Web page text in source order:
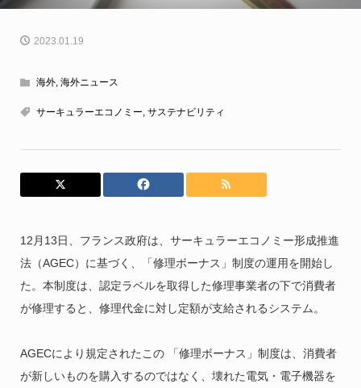
2023.01.19
海外, 海外ニュース
サーキュラーエコノミー, サステナビリティ
12月13日、フランス政府は、サーキュラーエコノミー形成推進
法（AGEC）に基づく、「修理ボーナス」制度の運用を開始し
た。本制度は、認定ラベルを取得した修理事業者の下で消費者
が修理すると、修理代金に対し定額が支給されるシステム。
AGECにより規定されたこの 「修理ボーナス」制度は、消費者
が新しいものを購入するのではなく、壊れた電気・電子機器を